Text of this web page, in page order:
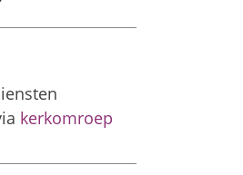
kerkomroep